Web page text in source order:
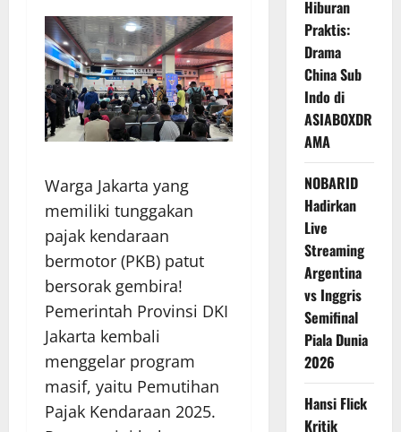
Warga Jakarta yang
memiliki tunggakan
pajak kendaraan
bermotor (PKB) patut
bersorak gembira!
Pemerintah Provinsi DKI
Jakarta kembali
menggelar program
masif, yaitu Pemutihan
Pajak Kendaraan 2025.
Hiburan
Praktis:
Drama
China Sub
Indo di
ASIABOXDR
AMA
NOBARID
Hadirkan
Live
Streaming
Argentina
vs Inggris
Semifinal
Piala Dunia
2026
Hansi Flick
Kritik